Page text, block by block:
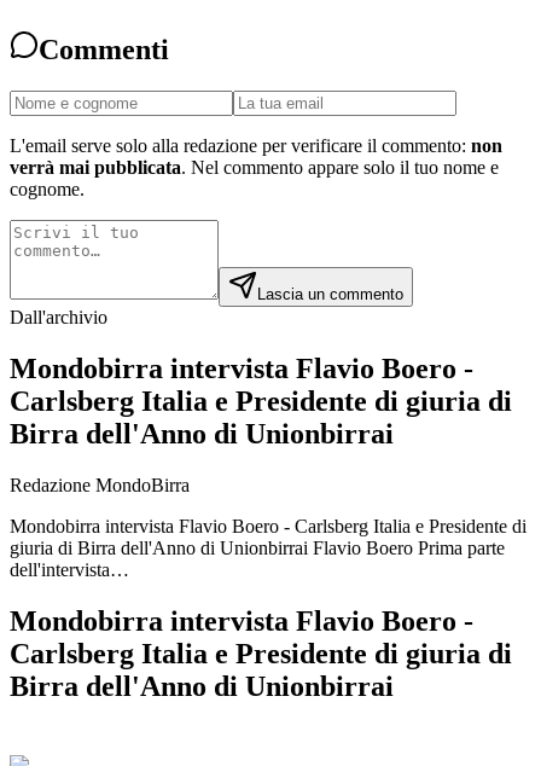
Commenti
L'email serve solo alla redazione per verificare il commento: non
verrà mai pubblicata. Nel commento appare solo il tuo nome e
cognome.
Lascia un commento
Dall'archivio
Mondobirra intervista Flavio Boero -
Carlsberg Italia e Presidente di giuria di
Birra dell'Anno di Unionbirrai
Redazione MondoBirra
Mondobirra intervista Flavio Boero - Carlsberg Italia e Presidente di
giuria di Birra dell'Anno di Unionbirrai Flavio Boero Prima parte
dell'intervista…
Mondobirra intervista Flavio Boero -
Carlsberg Italia e Presidente di giuria di
Birra dell'Anno di Unionbirrai